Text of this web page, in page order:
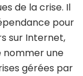
de la crise. Il
pour
sur Internet,
nommer une
gérées par